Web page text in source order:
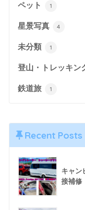
ペット 1
星景写真 4
未分類 1
登山・トレッキン
鉄道旅 1
Recent Posts
キャン
接補修